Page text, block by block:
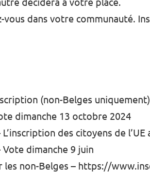
vous dans votre communauté.
(non-Belges
dimanche 13 octobre 2024
des citoyens de
dimanche 9 juin
non-Belges – https://